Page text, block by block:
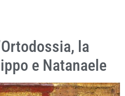
la
e Natanaele